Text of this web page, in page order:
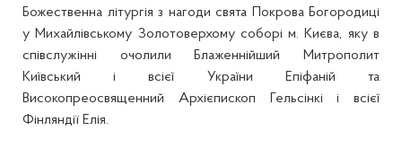
Божественна літургія з нагоди свята Покрова Богородиці
у Михайлівському Золотоверхому соборі м. Києва, яку в
співслужінні очолили Блаженнійший Митрополит
Київський і всієї України Епіфаній та
Високопреосвященний Архієпископ Гельсінкі і всієї
Фінляндії Елія.